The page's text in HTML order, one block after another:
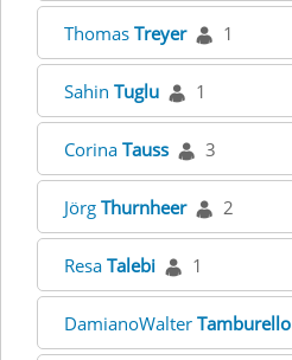
Thomas Treyer 1
Sahin Tuglu 1
Corina Tauss 3
Jörg Thurnheer 2
Resa Talebi 1
DamianoWalter Tamburello